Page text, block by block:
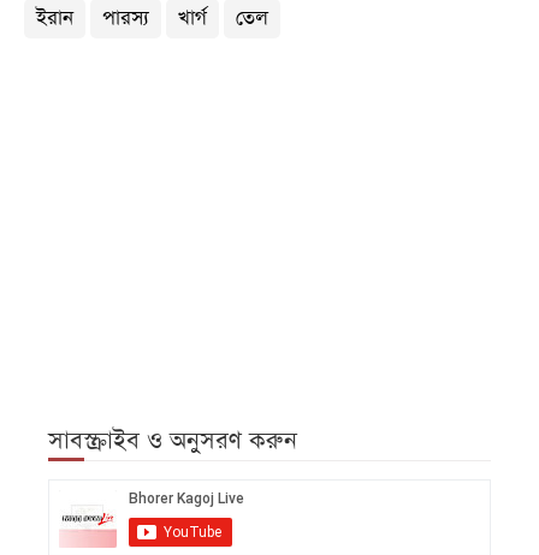
ইরান পারস্য খার্গ তেল
সাবস্ক্রাইব ও অনুসরণ করুন